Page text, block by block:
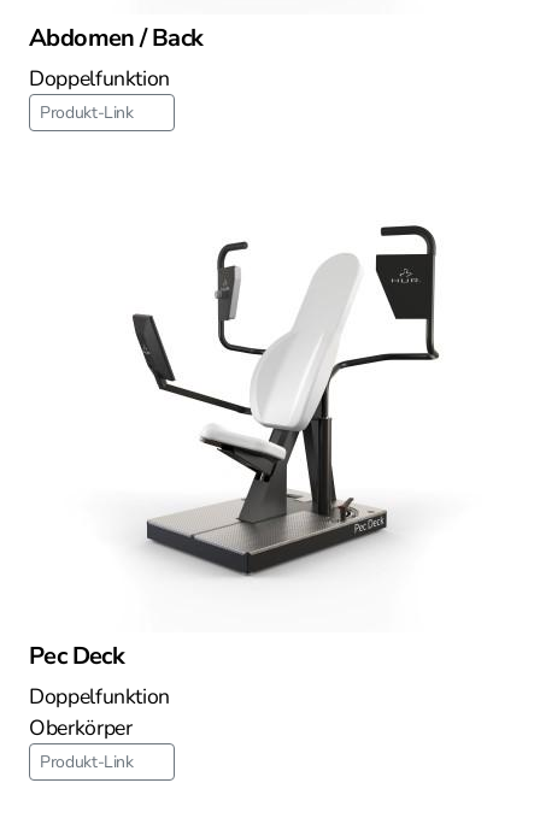
Abdomen / Back
Doppelfunktion
Produkt-Link
Pec Deck
Doppelfunktion
Oberkörper
Produkt-Link